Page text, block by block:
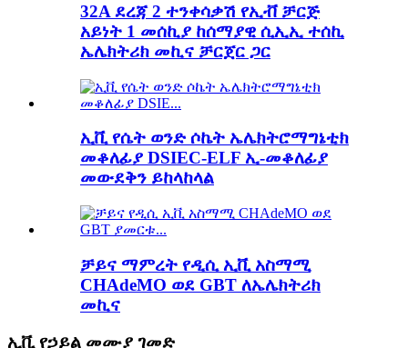
32A ደረጃ 2 ተንቀሳቃሽ የኢቭ ቻርጅ
አይነት 1 መሰኪያ ከሰማያዊ ሲኢኢ ተሰኪ
ኤሌክትሪክ መኪና ቻርጀር ጋር
ኢቪ የሴት ወንድ ሶኬት ኤሌክትሮማግኔቲክ
መቆለፊያ DSIEC-ELF ኢ-መቆለፊያ
መውደቅን ይከላከላል
ቻይና ማምረት የዲሲ ኢቪ አስማሚ
CHAdeMO ወደ GBT ለኤሌክትሪክ
መኪና
ኢቪ የኃይል መሙያ ገመድ